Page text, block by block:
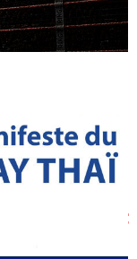
Pupilles,
Juniors et